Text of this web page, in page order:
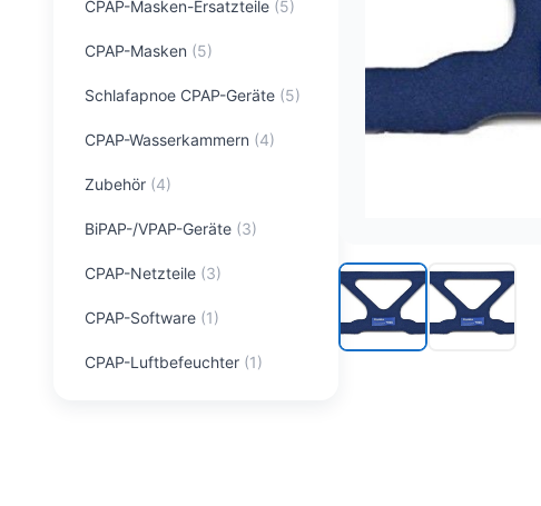
CPAP-Masken-Ersatzteile (5)
CPAP-Masken (5)
Schlafapnoe CPAP-Geräte (5)
CPAP-Wasserkammern (4)
Zubehör (4)
BiPAP-/VPAP-Geräte (3)
CPAP-Netzteile (3)
CPAP-Software (1)
CPAP-Luftbefeuchter (1)